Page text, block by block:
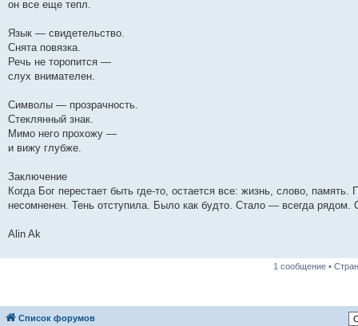
он все еще тепл.
Язык — свидетельство.
Снята повязка.
Речь не торопится —
слух внимателен.
Символы — прозрачность.
Стеклянный знак.
Мимо него прохожу —
и вижу глубже.
Заключение
Когда Бог перестает быть где-то, остается все: жизнь, слово,
несомненен. Тень отступила. Было как будто. Стало — всегда рядом.
Alin Ak
1 сообщение •
Список форумов